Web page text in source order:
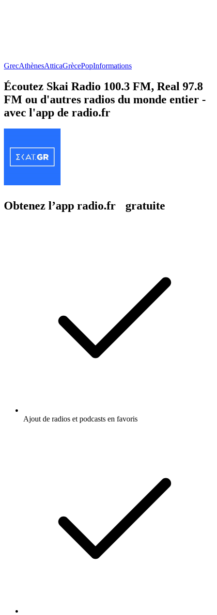
GrecAthènesAtticaGrècePopInformations
Écoutez Skai Radio 100.3 FM, Real 97.8
FM ou d'autres radios du monde entier -
avec l'app de radio.fr
Obtenez l’app radio.fr gratuite
Ajout de radios et podcasts en favoris